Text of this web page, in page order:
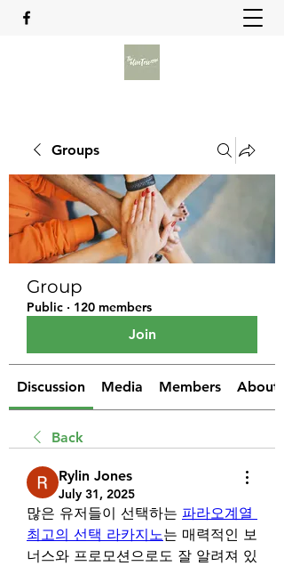
Groups
Group
Public · 120 members
Join
Discussion Media Members About
Back
Rylin Jones
July 31, 2025
많은 유저들이 선택하는 파라오계열
최고의 선택 라카지노는 매력적인 보
너스와 프로모션으로도 잘 알려져 있